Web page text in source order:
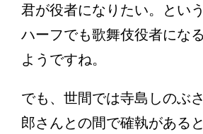
君が役者になりたい。とい
ハーフでも歌舞伎役者にな
ようですね。
でも、世間では寺島しのぶ
郎さんとの間で確執がある